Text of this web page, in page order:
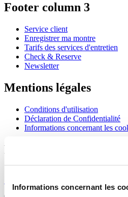
Informations concernant les
Footer column 3
Service client
Enregistrer ma montre
Tarifs des services d'entretien
Check & Reserve
Newsletter
Mentions légales
Conditions d'utilisation
Déclaration de Confidentialité
Informations concernant les
Rejoignez le club
Sélectionner un pays/une région